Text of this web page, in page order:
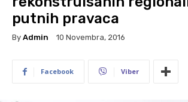
putnih pravaca
By Admin 10 Novembra, 2016
Facebook Viber